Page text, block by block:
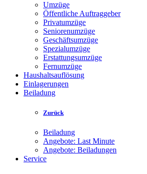
Umzüge
Öffentliche Auftraggeber
Privatumzüge
Seniorenumzüge
Geschäftsumzüge
Spezialumzüge
Erstattungsumzüge
Fernumzüge
Haushaltsauflösung
Einlagerungen
Beiladung
Zurück
Beiladung
Angebote: Last Minute
Angebote: Beiladungen
Service